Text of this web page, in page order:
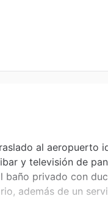
al aeropuerto
y televisión de
baño privado con
además de un